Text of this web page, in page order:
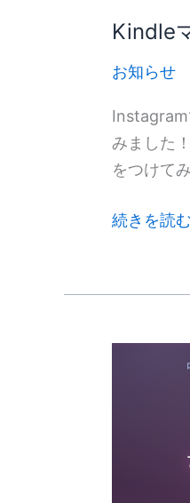
Kindle
お知らせ
Instagram
みました
をつけて
続きを読